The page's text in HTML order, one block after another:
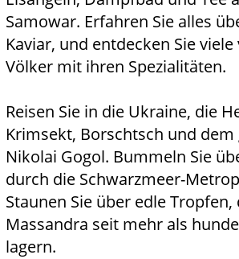
Samowar. Erfahren Sie alles
Kaviar, und entdecken Sie
Völker mit ihren Spezialitäten.
Reisen Sie in die Ukraine, die
Krimsekt, Borschtsch und
Nikolai Gogol. Bummeln Sie
durch die Schwarzmeer-
Staunen Sie über edle
Massandra seit mehr als
lagern.